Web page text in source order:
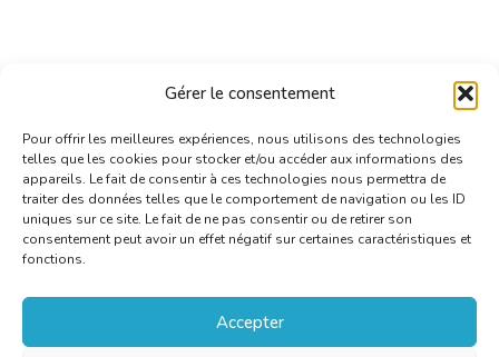
Gérer le consentement
Pour offrir les meilleures expériences, nous utilisons des technologies
telles que les cookies pour stocker et/ou accéder aux informations des
appareils. Le fait de consentir à ces technologies nous permettra de
traiter des données telles que le comportement de navigation ou les ID
uniques sur ce site. Le fait de ne pas consentir ou de retirer son
consentement peut avoir un effet négatif sur certaines caractéristiques et
fonctions.
Accepter